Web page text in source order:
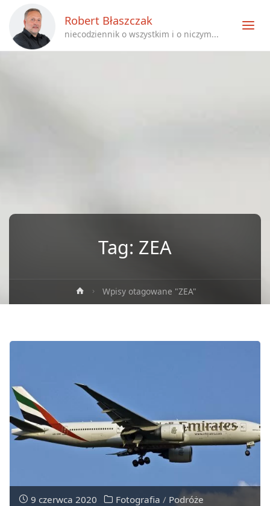
Robert Błaszczak
niecodziennik o wszystkim i o niczym...
Tag: ZEA
Strona
główna
Wpisy otagowane "ZEA"
9 czerwca 2020 Fotografia / Podróże